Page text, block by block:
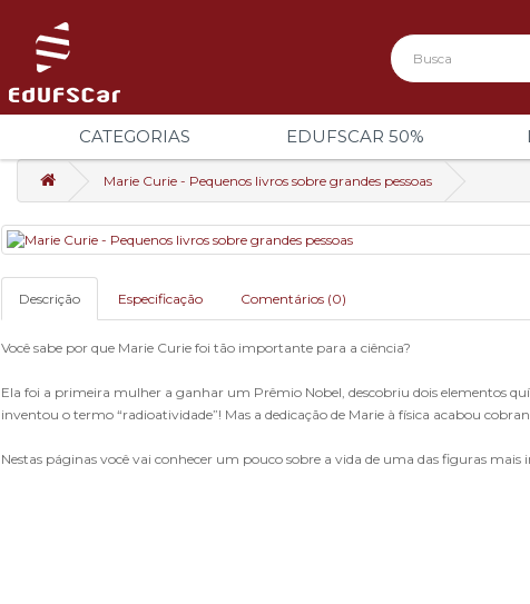
CATEGORIAS EDUFSCAR 50%
Marie Curie - Pequenos livros sobre grandes pessoas
Descrição Especificação Comentários (0)
Você sabe por que Marie Curie foi tão importante para a ciência?
Ela foi a primeira mulher a ganhar um Prêmio Nobel, descobriu dois elementos
inventou o termo “radioatividade”! Mas a dedicação de Marie à física acabou
Nestas páginas você vai conhecer um pouco sobre a vida de uma das figuras mais